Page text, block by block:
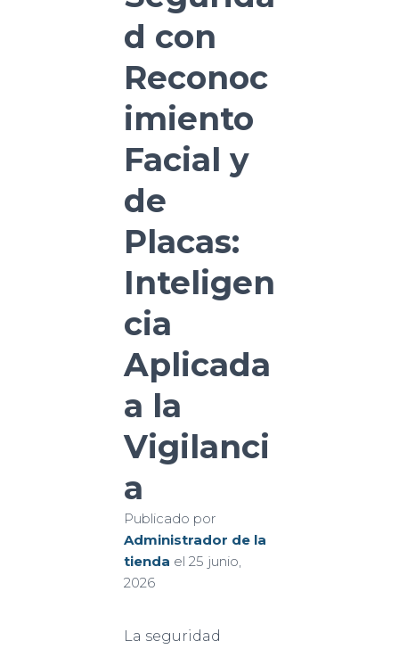
d con
Reconoc
imiento
Facial y
de
Placas:
Inteligen
cia
Aplicada
a la
Vigilanci
a
Publicado por
Administrador de la
tienda el 25 junio,
2026
La seguridad